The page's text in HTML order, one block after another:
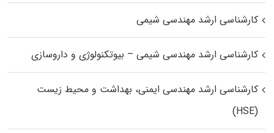
کارشناسی ارشد مهندسی شیمی
کارشناسی ارشد مهندسی شیمی – بیوتکنولوژی و داروسازی
کارشناسی ارشد مهندسی ایمنی، بهداشت و محیط زیست
(HSE)